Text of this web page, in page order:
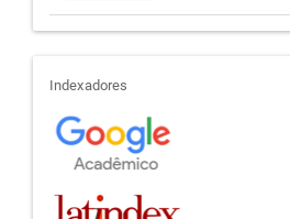
indexadores
Indexadores